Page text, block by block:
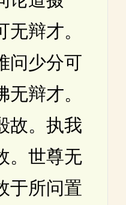
辩才。
问少分可
辩才。
故。执我
。世尊无
于所问置